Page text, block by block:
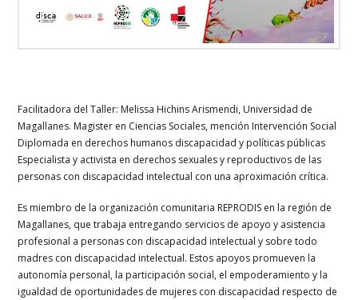
Facilitadora del Taller: Melissa Hichins Arismendi, Universidad de
Magallanes. Magister en Ciencias Sociales, mención Intervención Social
Diplomada en derechos humanos discapacidad y políticas públicas
Especialista y activista en derechos sexuales y reproductivos de las
personas con discapacidad intelectual con una aproximación crítica.
Es miembro de la organización comunitaria REPRODIS en la región de
Magallanes, que trabaja entregando servicios de apoyo y asistencia
profesional a personas con discapacidad intelectual y sobre todo
madres con discapacidad intelectual. Estos apoyos promueven la
autonomía personal, la participación social, el empoderamiento y la
igualdad de oportunidades de mujeres con discapacidad respecto de